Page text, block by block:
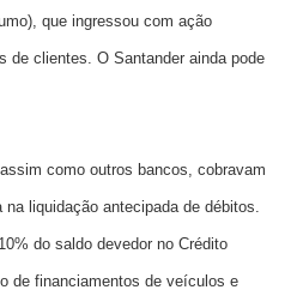
que ingressou com ação
de clientes. O Santander ainda pode
como outros bancos, cobravam
liquidação antecipada de débitos.
do saldo devedor no Crédito
de financiamentos de veículos e